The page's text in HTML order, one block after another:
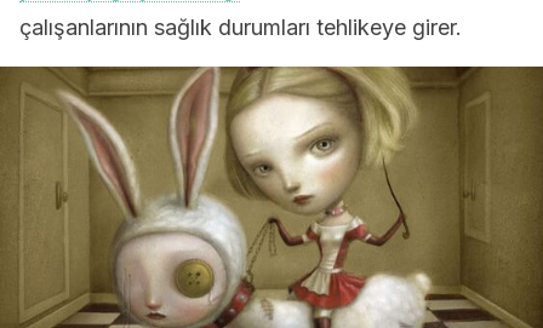
çalışanlarının sağlık durumları tehlikeye girer.